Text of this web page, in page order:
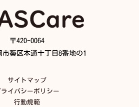
〒420-0064
市葵区本通十丁目8番地の1
サイトマップ
ライバシーポリシー
行動規範